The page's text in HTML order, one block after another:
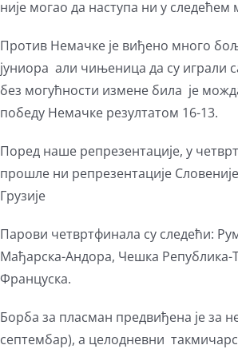
није могао да наступа ни у следећем
Против Немачке је виђено много
јуниора али чињеница да су играли
без могућности измене била је
победу Немачке резултатом 16-13.
Поред наше репрезентације, у
прошле ни репрезентације
Грузије
Парови четвртфинала су следећи:
Мађарска-Андора, Чешка Република-
Француска.
Борба за пласман предвиђена је за
септембар), а целодневни